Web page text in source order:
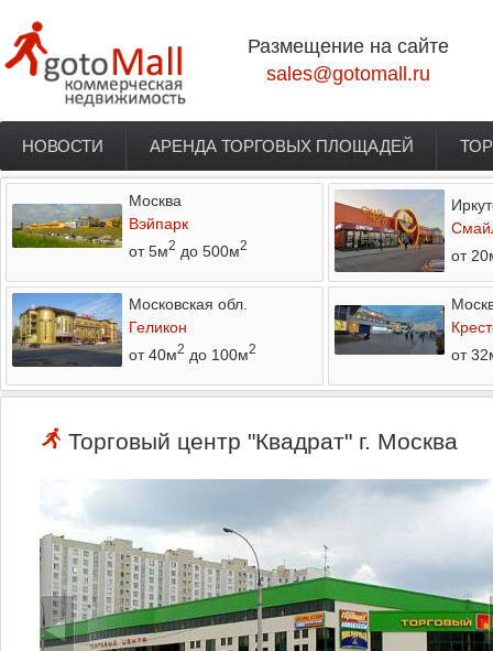
Размещение на сайте
sales@gotomall.ru
Главное меню
НОВОСТИ АРЕНДА ТОРГОВЫХ ПЛОЩАДЕЙ
Москва
Вэйпарк
от 5м2 до 500м2
от
Московская обл.
Геликон
от 40м2 до 100м2
от
Торговый центр "Квадрат" г. Москва